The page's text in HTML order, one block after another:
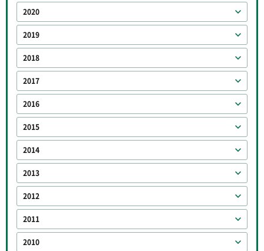
2020
2019
2018
2017
2016
2015
2014
2013
2012
2011
2010